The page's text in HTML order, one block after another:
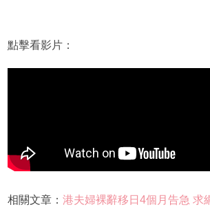
點擊看影片：
相關文章： 港夫婦裸辭移日4個月告急 求